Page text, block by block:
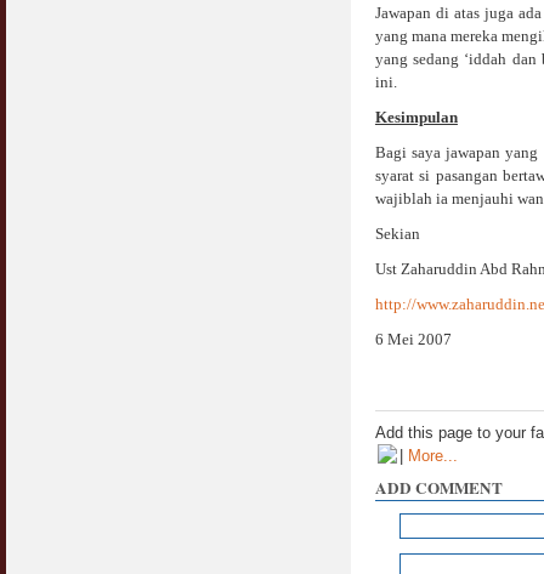
Jawapan di atas juga
yang mana mereka
yang sedang ‘iddah
ini.
Kesimpulan
Bagi saya jawapan
syarat si pasangan
wajiblah ia menjauhi
Sekian
Ust Zaharuddin Abd
http://
6 Mei 2007
Add this page to your
| More...
ADD COMMENT